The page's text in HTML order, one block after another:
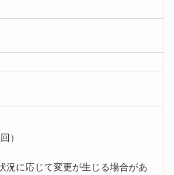
）
況に応じて変更が生じる場合があ